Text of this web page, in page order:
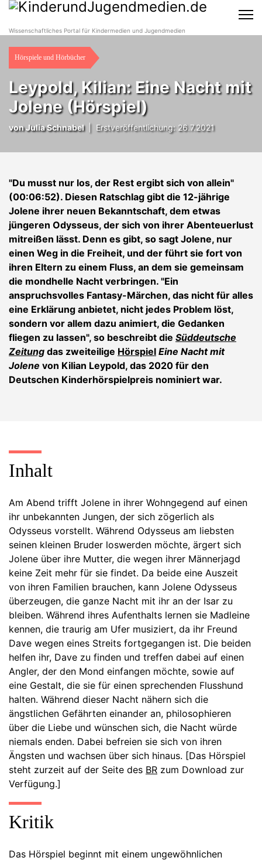
Wissenschaftliches Portal für Kindermedien und Jugendmedien
Hörspiele und Hörbücher
Leypold, Kilian: Eine Nacht mit
Jolene (Hörspiel)
von Julia Schnabel | Erstveröffentlichung: 26.7.2021
"Du musst nur los, der Rest ergibt sich von allein"
(00:06:52). Diesen Ratschlag gibt die 12-jährige
Jolene ihrer neuen Bekanntschaft, dem etwas
jüngeren Odysseus, der sich von ihrer Abenteuerlust
mitreißen lässt. Denn es gibt, so sagt Jolene, nur
einen Weg in die Freiheit, und der führt sie fort von
ihren Eltern zu einem Fluss, an dem sie gemeinsam
die mondhelle Nacht verbringen. "Ein
anspruchsvolles Fantasy-Märchen, das nicht für alles
eine Erklärung anbietet, nicht jedes Problem löst,
sondern vor allem dazu animiert, die Gedanken
fliegen zu lassen", so beschreibt die Süddeutsche
Zeitung das zweiteilige Hörspiel Eine Nacht mit
Jolene von Kilian Leypold, das 2020 für den
Deutschen Kinderhörspielpreis nominiert war.
Inhalt
Am Abend trifft Jolene in ihrer Wohngegend auf einen
ihr unbekannten Jungen, der sich zögerlich als
Odysseus vorstellt. Während Odysseus am liebsten
seinen kleinen Bruder loswerden möchte, ärgert sich
Jolene über ihre Mutter, die wegen ihrer Männerjagd
keine Zeit mehr für sie findet. Da beide eine Auszeit
von ihren Familien brauchen, kann Jolene Odysseus
überzeugen, die ganze Nacht mit ihr an der Isar zu
bleiben. Während ihres Aufenthalts lernen sie Madleine
kennen, die traurig am Ufer musiziert, da ihr Freund
Dave wegen eines Streits fortgegangen ist. Die beiden
helfen ihr, Dave zu finden und treffen dabei auf einen
Angler, der den Mond einfangen möchte, sowie auf
eine Gestalt, die sie für einen sprechenden Flusshund
halten. Während dieser Nacht nähern sich die
ängstlichen Gefährten einander an, philosophieren
über die Liebe und wünschen sich, die Nacht würde
niemals enden. Dabei befreien sie sich von ihren
Ängsten und wachsen über sich hinaus. [Das Hörspiel
steht zurzeit auf der Seite des BR zum Download zur
Verfügung.]
Kritik
Das Hörspiel beginnt mit einem ungewöhnlichen